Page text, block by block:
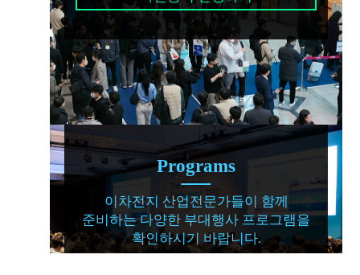
Programs
이차전지 산업전문가들이 함께
준비하는 다양한 부대행사 프로그램을
확인하시기 바랍니다.